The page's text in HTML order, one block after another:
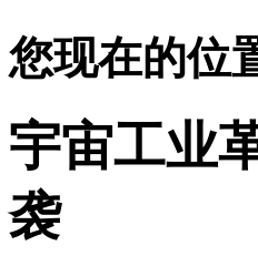
您现在的位
宇宙工业
袭